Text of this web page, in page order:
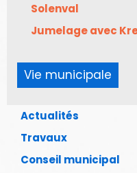
Solenval
Jumelage avec
Vie municipale
Actualités
Travaux
Conseil municipal